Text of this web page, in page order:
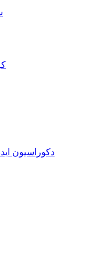
دکوراسیون